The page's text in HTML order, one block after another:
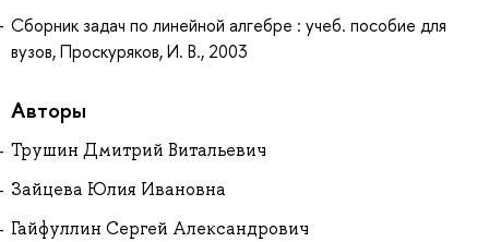
Сборник задач по линейной алгебре : учеб. пособие для
вузов, Проскуряков, И. В., 2003
Авторы
Трушин Дмитрий Витальевич
Зайцева Юлия Ивановна
Гайфуллин Сергей Александрович